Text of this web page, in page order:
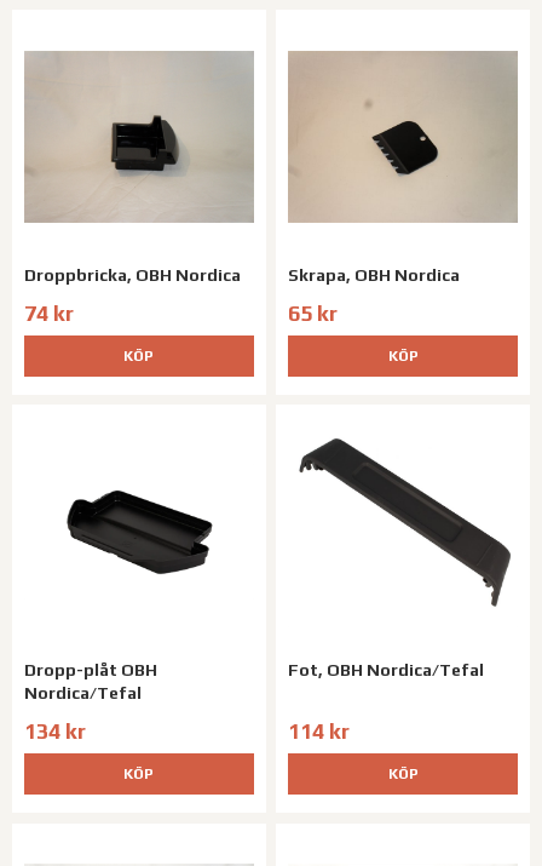
Droppbricka, OBH Nordica
74 kr
KÖP
Skrapa, OBH Nordica
65 kr
KÖP
Dropp-plåt OBH
Nordica/Tefal
134 kr
KÖP
Fot, OBH Nordica/Tefal
114 kr
KÖP